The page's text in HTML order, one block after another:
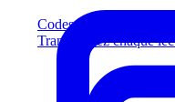
Codes QR
Transformez chaque